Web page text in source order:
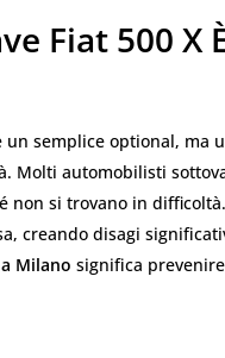
Fiat 500 X
un semplice optional, ma
Molti automobilisti
non si trovano in
creando disagi
Milano significa